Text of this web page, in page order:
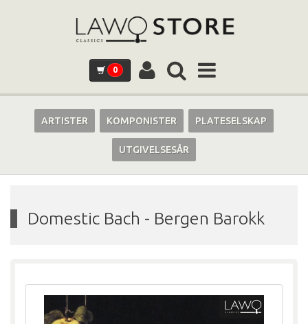
0
ARTISTER KOMPONISTER PLATESELSKAP
UTGIVELSESÅR
Domestic Bach - Bergen Barokk